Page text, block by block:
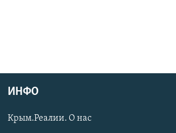
ИНФО
Крым.Реалии. О нас